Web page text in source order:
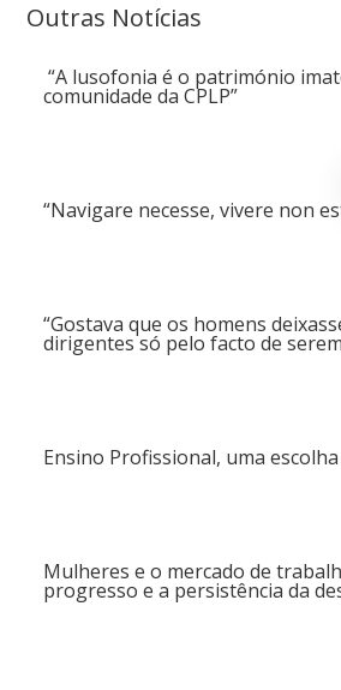
Outras Notícias
“A lusofonia é o património
comunidade da CPLP”
“Navigare necesse, vivere non
“Gostava que os homens
dirigentes só pelo facto de
Ensino Profissional, uma
Mulheres e o mercado de
progresso e a persistência da